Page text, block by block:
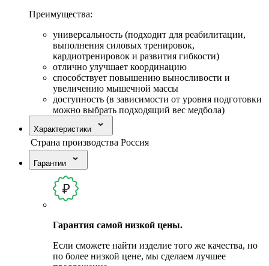
Преимущества:
универсальность (подходит для реабилитации,
выполнения силовых тренировок,
кардиотренировок и развития гибкости)
отлично улучшает координацию
способствует повышению выносливости и
увеличению мышечной массы
доступность (в зависимости от уровня подготовки
можно выбрать подходящий вес медбола)
Характеристики
Страна производства Россия
Гарантии
Гарантия самой низкой цены.
Если сможете найти изделие того же качества, но
по более низкой цене, мы сделаем лучшее